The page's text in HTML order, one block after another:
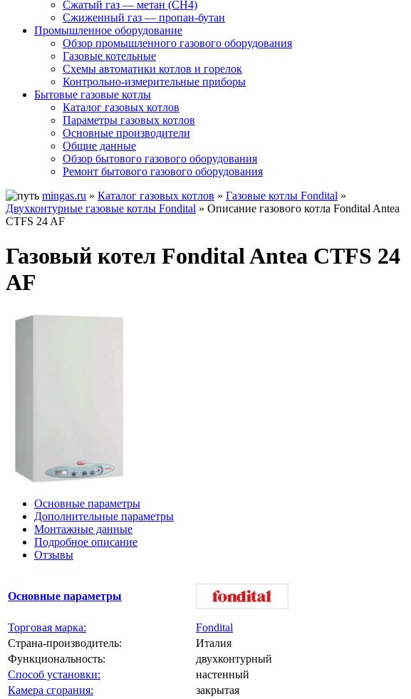
Сжатый газ — метан (CH4)
Сжиженный газ — пропан-бутан
Промышленное оборудование
Обзор промышленного газового оборудования
Газовые котельные
Схемы автоматики котлов и горелок
Контрольно-измерительные приборы
Бытовые газовые котлы
Каталог газовых котлов
Параметры газовых котлов
Основные производители
Общие данные
Обзор бытового газового оборудования
Ремонт бытового газового оборудования
mingas.ru » Каталог газовых котлов » Газовые котлы Fondital »
Двухконтурные газовые котлы Fondital » Описание газового котла Fondital Antea
CTFS 24 AF
Газовый котел Fondital Antea CTFS 24
AF
Основные параметры
Дополнительные параметры
Монтажные данные
Подробное описание
Отзывы
Основные параметры
Торговая марка:
Fondital
Страна-производитель:
Италия
Функциональность:
двухконтурный
Способ установки:
настенный
Камера сгорания:
закрытая